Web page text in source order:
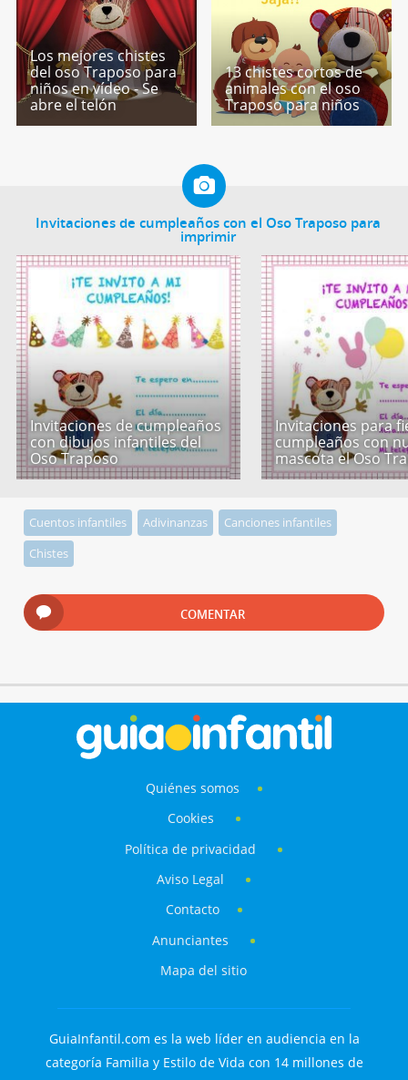
Los mejores chistes
del oso Traposo para
niños en vídeo - Se
abre el telón
13 chistes cortos de
animales con el oso
Traposo para niños
Invitaciones de cumpleaños con el Oso Traposo para
imprimir
Invitaciones de cumpleaños
con dibujos infantiles del
Oso Traposo
Invitaciones para
cumpleaños con
mascota el Oso
Cuentos infantiles Adivinanzas
Canciones infantiles
Chistes
COMENTAR
Quiénes somos
Cookies
Política de privacidad
Aviso Legal
Contacto
Anunciantes
Mapa del sitio
GuiaInfantil.com es la web líder en audiencia en la
categoría Familia y Estilo de Vida con 14 millones de